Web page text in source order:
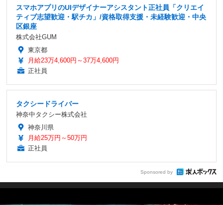
スマホアプリのUIデザイナーアシスタント正社員「クリエイ
ティブ志望歓迎・駅チカ」/資格取得支援・未経験歓迎・中央
区銀座
株式会社GUM
東京都
月給23万4,600円～37万4,600円
正社員
タクシードライバー
神奈中タクシー株式会社
神奈川県
月給25万円～50万円
正社員
Sponsored by